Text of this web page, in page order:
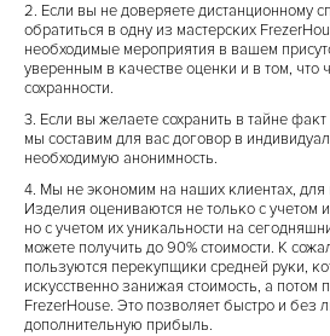
2. Если вы не доверяете дистанционному
обратиться в одну из мастерских
необходимые мероприятия в вашем
уверенным в качестве оценки и в том, что
сохранности.
3. Если вы желаете сохранить в тайне
мы составим для вас договор в
необходимую анонимность.
4. Мы не экономим на наших клиентах, для
Изделия оцениваются не только с учетом
но с учетом их уникальности на
можете получить до 90% стоимости. К
пользуются перекупщики средней руки,
искусственно занижая стоимость, а потом
FrezerHouse. Это позволяет быстро и без
дополнительную прибыль.